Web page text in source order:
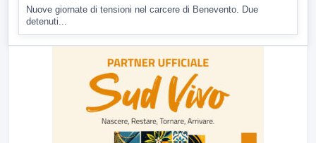
Nuove giornate di tensioni nel carcere di Benevento. Due
detenuti...